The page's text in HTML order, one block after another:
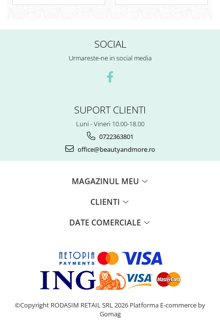
SOCIAL
Urmareste-ne in social media
SUPORT CLIENTI
Luni - Vineri 10.00-18.00
0722363801
office@beautyandmore.ro
MAGAZINUL MEU
CLIENTI
DATE COMERCIALE
©Copyright RODASIM RETAIL SRL 2026 Platforma E-commerce by
Gomag